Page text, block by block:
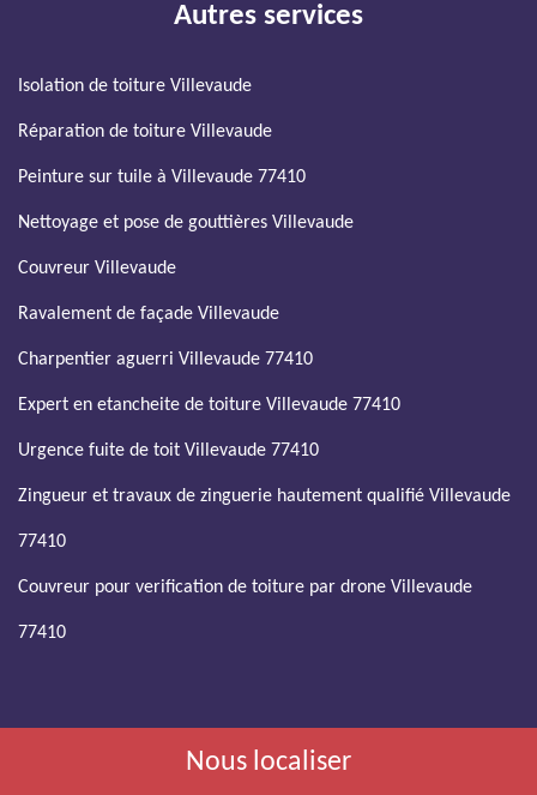
Autres services
Isolation de toiture Villevaude
Réparation de toiture Villevaude
Peinture sur tuile à Villevaude 77410
Nettoyage et pose de gouttières Villevaude
Couvreur Villevaude
Ravalement de façade Villevaude
Charpentier aguerri Villevaude 77410
Expert en etancheite de toiture Villevaude 77410
Urgence fuite de toit Villevaude 77410
Zingueur et travaux de zinguerie hautement qualifié Villevaude
77410
Couvreur pour verification de toiture par drone Villevaude
77410
Nous localiser